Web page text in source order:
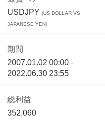
USDJPY (US DOLLAR VS
JAPANESE YEN)
期間
2007.01.02 00:00 -
2022.06.30 23:55
総利益
352,060